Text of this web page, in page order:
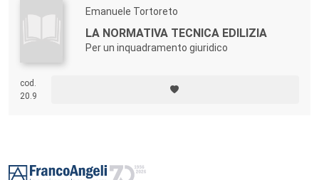
Emanuele Tortoreto
LA NORMATIVA TECNICA EDILIZIA
Per un inquadramento giuridico
cod.
20.9